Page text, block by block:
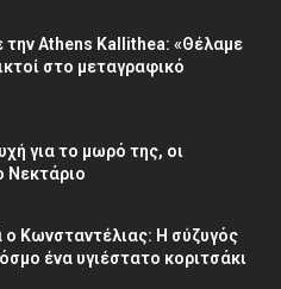
την Athens Kallithea: «Θέλαμε
στο μεταγραφικό
για το μωρό της, οι
Νεκτάριο
Κωνσταντέλιας: Η σύζυγός
ένα υγιέστατο κοριτσάκι